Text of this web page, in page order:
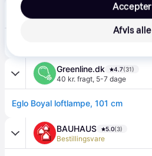
Lampegiganten
Fri fragt,2-3 dage
Greenline.dk 4.7(31)
40 kr. fragt, 5-7 dage
Eglo Boyal loftlampe, 101 cm
BAUHAUS 5.0(3)
Bestillingsvare
Afvis alle
Accepter